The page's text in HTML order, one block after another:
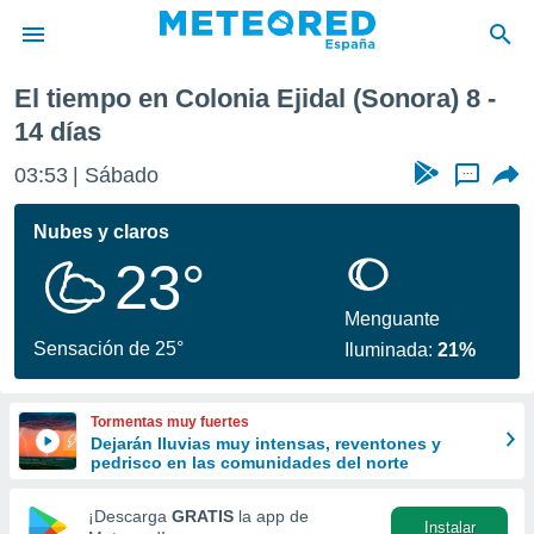
de
para
la
calidad.
a este
forma
digital
El tiempo en Colonia Ejidal (Sonora) 8 -
14 días
03:53 Sábado ...
Nubes y claros
23°
Sensación de 25°
Menguante
Iluminada:21%
Tormentas muy fuertes
Dejarán lluvias muy intensas, reventones y
pedrisco en las comunidades del norte
¡Descarga GRATIS la app de
Instalar